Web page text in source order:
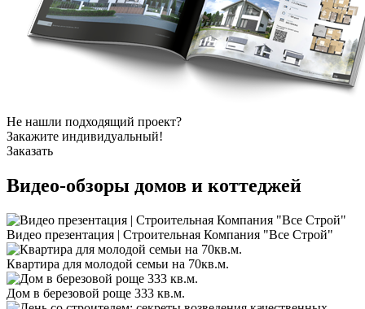
Не нашли подходящий проект?
Закажите индивидуальный!
Заказать
Видео-обзоры домов и коттеджей
Видео презентация | Строительная Компания "Все Строй"
Квартира для молодой семьи на 70кв.м.
Дом в березовой роще 333 кв.м.